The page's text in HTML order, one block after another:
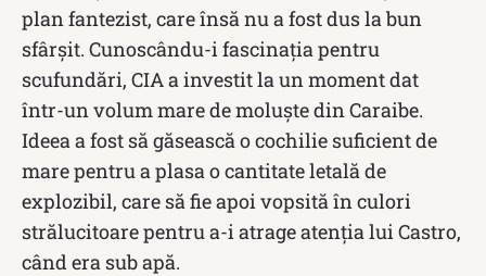
plan fantezist, care însă nu a fost dus la bun
sfârșit. Cunoscându-i fascinaţia pentru
scufundări, CIA a investit la un moment dat
într-un volum mare de moluşte din Caraibe.
Ideea a fost să găsească o cochilie suficient de
mare pentru a plasa o cantitate letală de
explozibil, care să fie apoi vopsită în culori
strălucitoare pentru a-i atrage atenţia lui Castro,
când era sub apă.